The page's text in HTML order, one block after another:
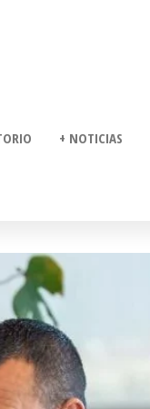
+ NOTICIAS